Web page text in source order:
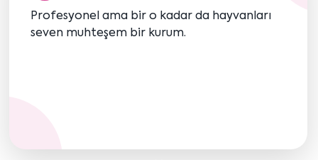
Profesyonel ama bir o kadar da hayvanları
seven muhteşem bir kurum.